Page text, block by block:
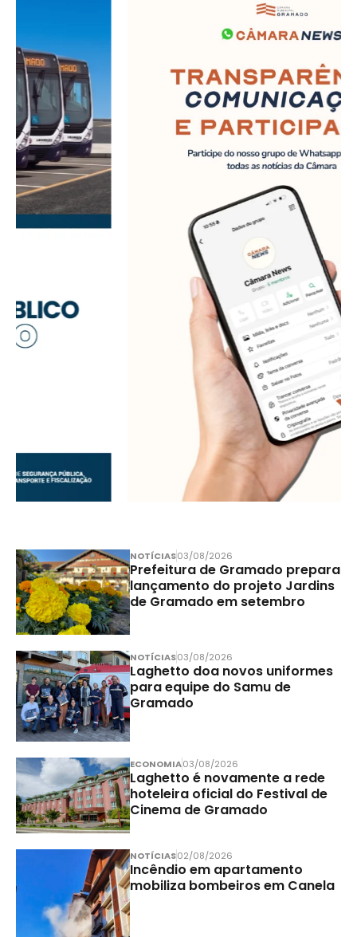
NOTÍCIAS03/08/2026
Prefeitura de Gramado prepara
lançamento do projeto Jardins
de Gramado em setembro
NOTÍCIAS03/08/2026
Laghetto doa novos uniformes
para equipe do Samu de
Gramado
ECONOMIA03/08/2026
Laghetto é novamente a rede
hoteleira oficial do Festival de
Cinema de Gramado
NOTÍCIAS02/08/2026
Incêndio em apartamento
mobiliza bombeiros em Canela